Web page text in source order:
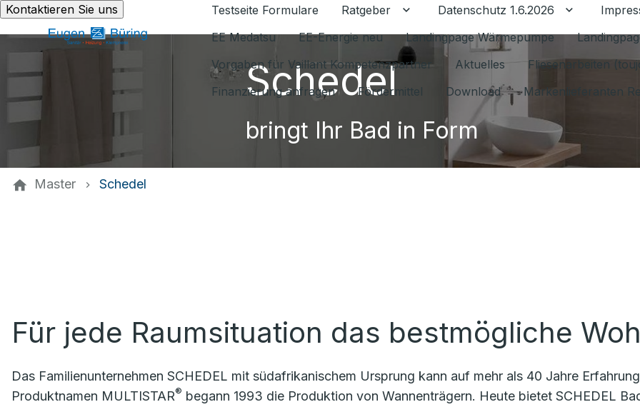
Kontaktieren Sie uns Testseite Formulare Ratgeber Untermenü für Ratgeber umschalten
Datenschutz 1.6.2026 Untermenü
EE Medatsu
EE-Energie neu Landingpage Wärmepumpe
Vorgaben für Vaillant Kompetenzpartner
Aktuelles
Fliesenarbeiten
Finanzierung anfragen
Fördermittel Download Markenlieferanten
Schedel
bringt Ihr Bad in Form
Master Schedel
Für jede Raumsituation das bestmögliche
Das Familienunternehmen SCHEDEL mit südafrikanischem Ursprung kann auf mehr als 40 Jahre
Produktnamen MULTISTAR® begann 1993 die Produktion von Wannenträgern. Heute bietet SCHEDEL